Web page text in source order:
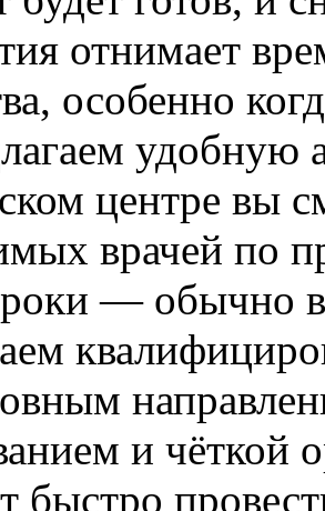
отнимает
особенно
удобную
центре вы
врачей по
— обычно
и чёткой
быстро